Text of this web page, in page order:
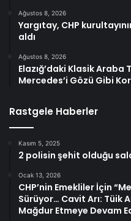
Ağustos 8, 2026
Yargıtay, CHP
aldı
Ağustos 8, 2026
Elazığ’daki Klasik Araba
Mercedes’i Gözü Gibi
Rastgele Haberler
Kasım 5, 2025
2 polisin şehit olduğu
Ocak 13, 2026
CHP’nin Emekliler İçin
Sürüyor… Cavit Arı: Tüik
Mağdur Etmeye Devam